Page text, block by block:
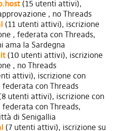
(15 utenti attivi),
, no Threads
(11 utenti attivi), iscrizione
, federata con Threads,
ama la Sardegna
(10 utenti attivi), iscrizione
, no Threads
attivi), iscrizione con
con Threads
utenti attivi), iscrizione con
con Threads,
di Senigallia
(7 utenti attivi), iscrizione su